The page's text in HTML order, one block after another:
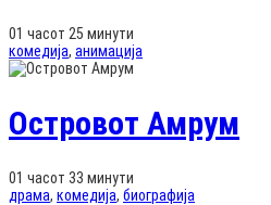
01 часот 25 минути
комедија, анимација
Островот Амрум
01 часот 33 минути
драма, комедија, биографија